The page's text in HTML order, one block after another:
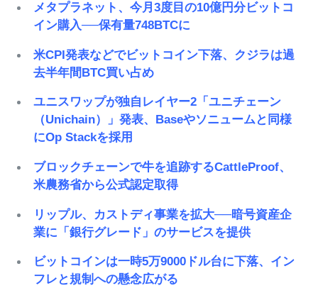
メタプラネット、今月3度目の10億円分ビットコ
イン購入──保有量748BTCに
米CPI発表などでビットコイン下落、クジラは過
去半年間BTC買い占め
ユニスワップが独自レイヤー2「ユニチェーン
（Unichain）」発表、Baseやソニュームと同様
にOp Stackを採用
ブロックチェーンで牛を追跡するCattleProof、
米農務省から公式認定取得
リップル、カストディ事業を拡大──暗号資産企
業に「銀行グレード」のサービスを提供
ビットコインは一時5万9000ドル台に下落、イン
フレと規制への懸念広がる